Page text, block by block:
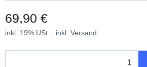
69,90 €
inkl. 19% USt. , inkl. Versand